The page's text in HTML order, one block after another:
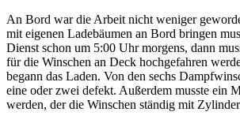
An Bord war die Arbeit nicht weniger
mit eigenen Ladebäumen an Bord bringen
Dienst schon um 5:00 Uhr morgens, dann
für die Winschen an Deck hochgefahren
begann das Laden. Von den sechs
eine oder zwei defekt. Außerdem musste ein
werden, der die Winschen ständig mit